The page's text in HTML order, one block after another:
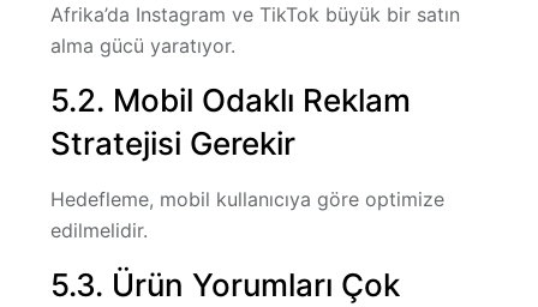
Afrika’da Instagram ve TikTok büyük bir satın
alma gücü yaratıyor.
5.2. Mobil Odaklı Reklam
Stratejisi Gerekir
Hedefleme, mobil kullanıcıya göre optimize
edilmelidir.
5.3. Ürün Yorumları Çok